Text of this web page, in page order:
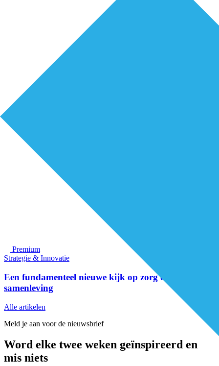
Premium
Strategie & Innovatie
Een fundamenteel nieuwe kijk op zorg en
samenleving
Alle artikelen
Meld je aan voor de nieuwsbrief
Word elke twee weken geïnspireerd en
mis niets